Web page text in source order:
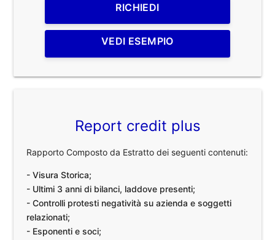
RICHIEDI
VEDI ESEMPIO
Report credit plus
Rapporto Composto da Estratto dei seguenti contenuti:
- Visura Storica;
- Ultimi 3 anni di bilanci, laddove presenti;
- Controlli protesti negatività su azienda e soggetti
relazionati;
- Esponenti e soci;